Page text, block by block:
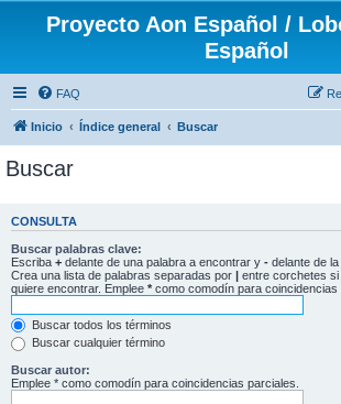
Proyecto Aon Español /
Español
FAQ
Inicio Índice general Buscar
Buscar
CONSULTA
Buscar palabras clave:
Escriba + delante de una palabra a encontrar y - delante de
Crea una lista de palabras separadas por | entre corchetes
quiere encontrar. Emplee * como comodín para coincidencias
Buscar todos los términos
Buscar cualquier término
Buscar autor:
Emplee * como comodín para coincidencias parciales.